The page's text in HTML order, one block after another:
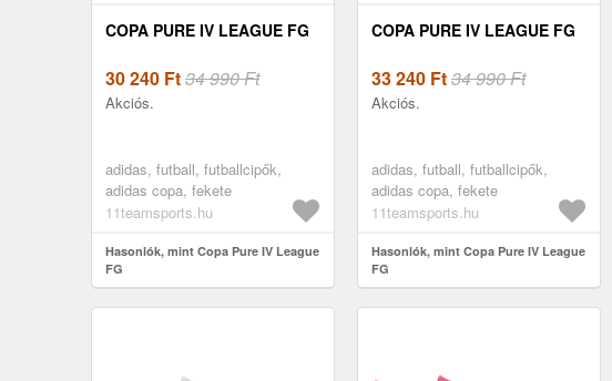
COPA PURE IV LEAGUE FG
30 240 Ft34 990 Ft
Akciós.
adidas, futball, futballcipők,
adidas copa, fekete
11teamsports.hu
Hasonlók, mint Copa Pure IV League
FG
COPA PURE IV LEAGUE FG
33 240 Ft34 990 Ft
Akciós.
adidas, futball, futballcipők,
adidas copa, fekete
11teamsports.hu
Hasonlók, mint Copa Pure IV League
FG